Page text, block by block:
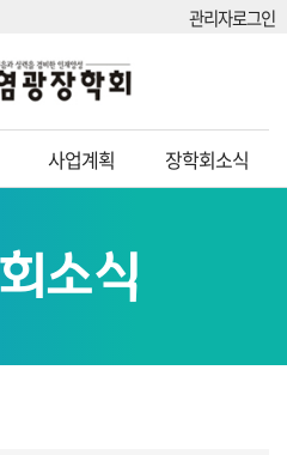
관리자로그인
사업계획 장학회소식
소식